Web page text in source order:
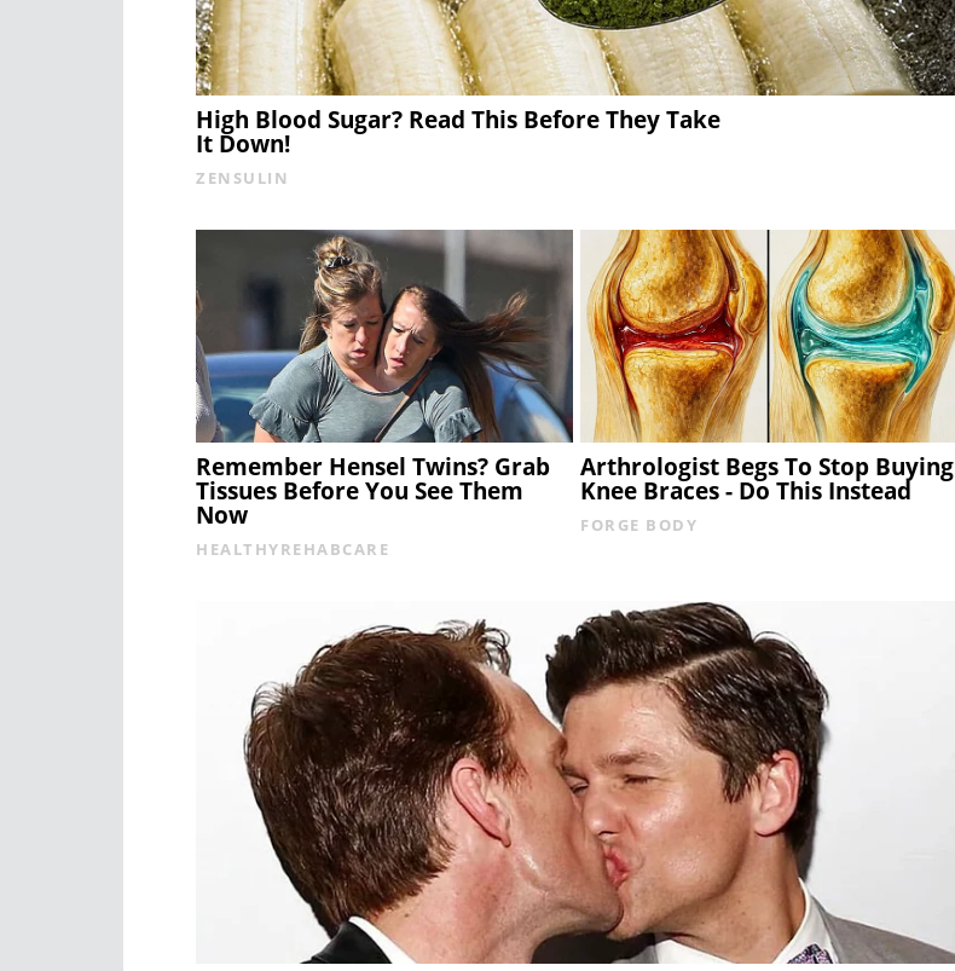
High Blood Sugar? Read This Before They Take
It Down!
ZENSULIN
Remember Hensel Twins? Grab
Tissues Before You See Them
Now
HEALTHYREHABCARE
Arthrologist Begs To Stop Buying
Knee Braces - Do This Instead
FORGE BODY